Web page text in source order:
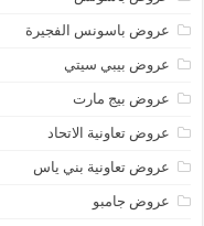
عروض باسونس الفجيرة
عروض بيبي سيتي
عروض بيج مارت
عروض تعاونية الاتحاد
عروض تعاونية بني ياس
عروض جامبو